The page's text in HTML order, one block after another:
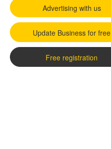
Advertising with us
Update Business for free
Free registration